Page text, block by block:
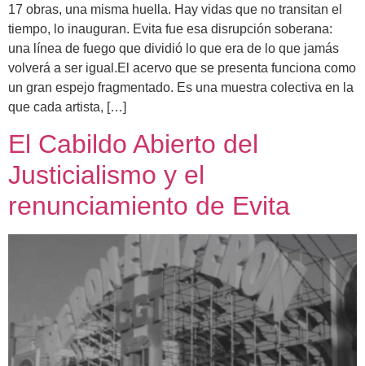
17 obras, una misma huella. Hay vidas que no transitan el
tiempo, lo inauguran. Evita fue esa disrupción soberana:
una línea de fuego que dividió lo que era de lo que jamás
volverá a ser igual.El acervo que se presenta funciona como
un gran espejo fragmentado. Es una muestra colectiva en la
que cada artista, […]
El Cabildo Abierto del
Justicialismo y el
renunciamiento de Evita